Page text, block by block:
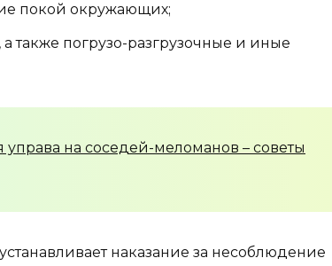
покой окружающих;
также погрузо-разгрузочные и иные
управа на соседей-меломанов – советы
наказание за несоблюдение